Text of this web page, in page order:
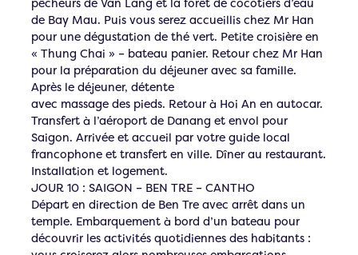
de Bay Mau. Puis vous serez accueillis chez Mr Han
pour une dégustation de thé vert. Petite croisière en
« Thung Chai » – bateau panier. Retour chez Mr Han
pour la préparation du déjeuner avec sa famille.
Après le déjeuner, détente
avec massage des pieds. Retour à Hoi An en autocar.
Transfert à l’aéroport de Danang et envol pour
Saigon. Arrivée et accueil par votre guide local
francophone et transfert en ville. Dîner au restaurant.
Installation et logement.
JOUR 10 : SAIGON – BEN TRE – CANTHO
Départ en direction de Ben Tre avec arrêt dans un
temple. Embarquement à bord d’un bateau pour
découvrir les activités quotidiennes des habitants :